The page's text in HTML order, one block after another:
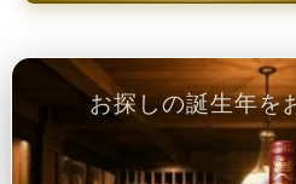
お探しの誕生年を